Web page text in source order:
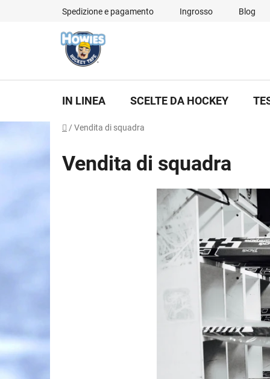
Spedizione e pagamento Ingrosso Blog
IN LINEA SCELTE DA HOCKEY
Casa
/ Vendita di squadra
Vendita di squadra